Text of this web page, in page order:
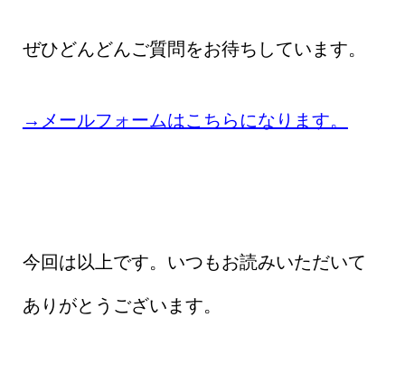
ぜひどんどんご質問をお待ちしています。
→メールフォームはこちらになります。
今回は以上です。いつもお読みいただいて
ありがとうございます。